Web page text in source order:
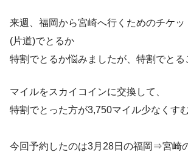
来週、福岡から宮崎へ行くためのチケッ
(片道)でとるか
特割でとるか悩みましたが、特割でとる
マイルをスカイコインに交換して、
特割でとった方が3,750マイル少なくす
今回予約したのは3月28日の福岡⇒宮崎